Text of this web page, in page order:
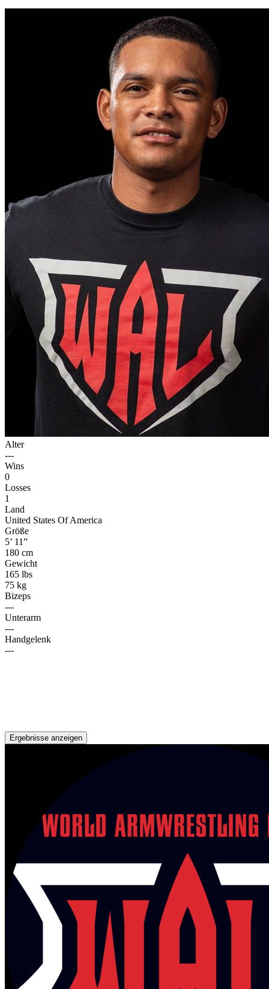
Alter
---
Wins
0
Losses
1
Land
United States Of America
Größe
5’ 11”
180 cm
Gewicht
165 lbs
75 kg
Bizeps
---
Unterarm
---
Handgelenk
---
Ergebnisse anzeigen